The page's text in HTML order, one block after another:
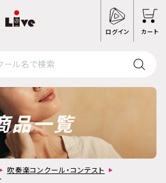
ログイン カート
品一覧
吹奏楽コンクール・コンテスト